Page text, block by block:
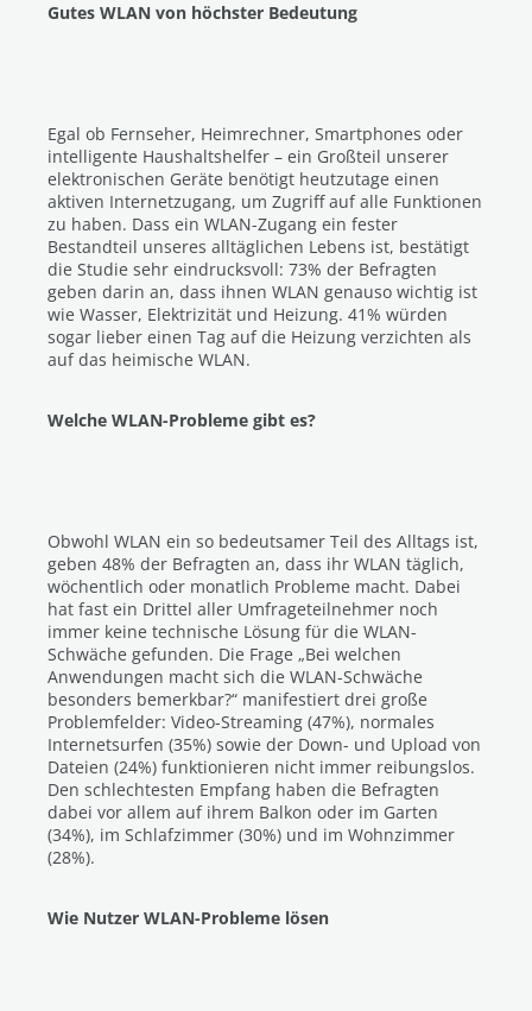
Gutes WLAN von höchster Bedeutung
Egal ob Fernseher, Heimrechner, Smartphones oder
intelligente Haushaltshelfer – ein Großteil unserer
elektronischen Geräte benötigt heutzutage einen
aktiven Internetzugang, um Zugriff auf alle Funktionen
zu haben. Dass ein WLAN-Zugang ein fester
Bestandteil unseres alltäglichen Lebens ist, bestätigt
die Studie sehr eindrucksvoll: 73% der Befragten
geben darin an, dass ihnen WLAN genauso wichtig ist
wie Wasser, Elektrizität und Heizung. 41% würden
sogar lieber einen Tag auf die Heizung verzichten als
auf das heimische WLAN.
Welche WLAN-Probleme gibt es?
Obwohl WLAN ein so bedeutsamer Teil des Alltags ist,
geben 48% der Befragten an, dass ihr WLAN täglich,
wöchentlich oder monatlich Probleme macht. Dabei
hat fast ein Drittel aller Umfrageteilnehmer noch
immer keine technische Lösung für die WLAN-
Schwäche gefunden. Die Frage „Bei welchen
Anwendungen macht sich die WLAN-Schwäche
besonders bemerkbar?“ manifestiert drei große
Problemfelder: Video-Streaming (47%), normales
Internetsurfen (35%) sowie der Down- und Upload von
Dateien (24%) funktionieren nicht immer reibungslos.
Den schlechtesten Empfang haben die Befragten
dabei vor allem auf ihrem Balkon oder im Garten
(34%), im Schlafzimmer (30%) und im Wohnzimmer
(28%).
Wie Nutzer WLAN-Probleme lösen